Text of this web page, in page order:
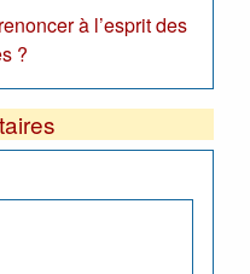
à l’esprit des
?